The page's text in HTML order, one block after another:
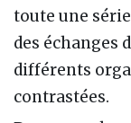
toute une
des échanges
différents
contrastées.